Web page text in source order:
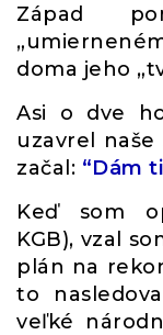
Západ
doma jeho
Asi o dve
uzavrel
začal: “Dám
Keď som
KGB), vzal
plán na
to
veľké